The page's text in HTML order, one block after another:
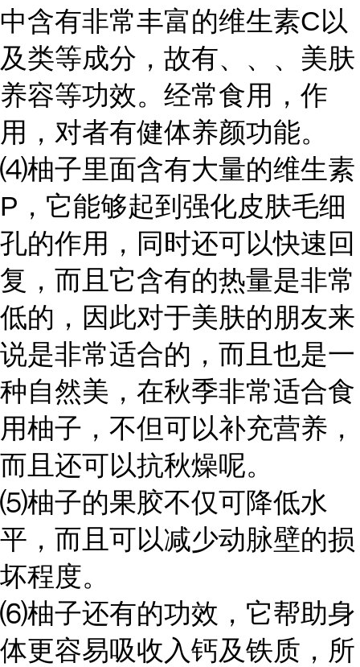
中含有非常丰富的维生素C以
及类等成分，故有、、、美肤
养容等功效。经常食用，作
用，对者有健体养颜功能。
⑷柚子里面含有大量的维生素
P，它能够起到强化皮肤毛细
孔的作用，同时还可以快速回
复，而且它含有的热量是非常
低的，因此对于美肤的朋友来
说是非常适合的，而且也是一
种自然美，在秋季非常适合食
用柚子，不但可以补充营养，
而且还可以抗秋燥呢。
⑸柚子的果胶不仅可降低水
平，而且可以减少动脉壁的损
坏程度。
⑹柚子还有的功效，它帮助身
体更容易吸收入钙及铁质，所